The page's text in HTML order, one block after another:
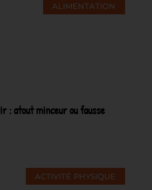
ALIMENTATION
: atout minceur ou fausse
ACTIVITÉ PHYSIQUE